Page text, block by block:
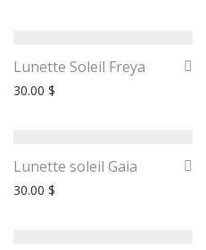
Lunette Soleil Freya
30.00 $
Lunette soleil Gaia
30.00 $